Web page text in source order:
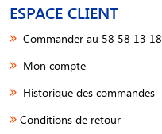
ESPACE CLIENT
Commander au 58 58 13 18
Mon compte
Historique des commandes
Conditions de retour